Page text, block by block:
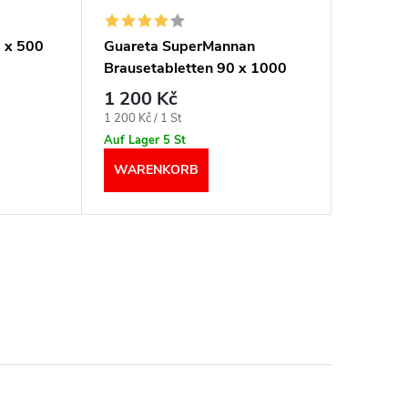
x 500
Guareta SuperMannan
Brausetabletten 90 x 1000
mg
1 200 Kč
Verkaufspreis:
1 200 Kč / 1 St
Auf Lager 5 St
WARENKORB